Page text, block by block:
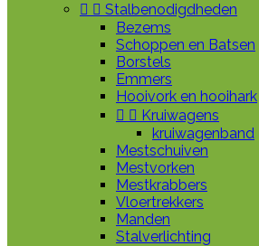
  Stalbenodigdheden
Bezems
Schoppen en Batsen
Borstels
Emmers
Hooivork en hooihark
  Kruiwagens
kruiwagenband
Mestschuiven
Mestvorken
Mestkrabbers
Vloertrekkers
Manden
Stalverlichting